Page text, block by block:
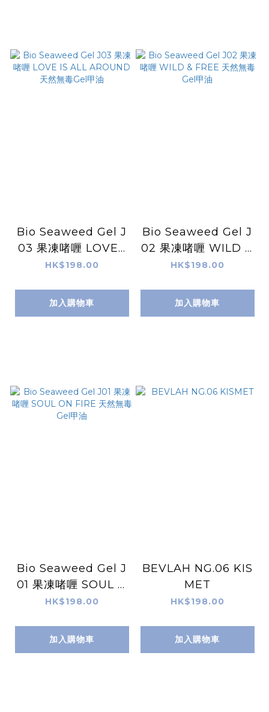
Bio Seaweed Gel J
03 果凍啫喱 LOVE I
S ALL AROUND 天
HK$198.00
加入購物車
Bio Seaweed Gel J
02 果凍啫喱 WILD &
FREE 天然無毒Gel甲
HK$198.00
加入購物車
Bio Seaweed Gel J
01 果凍啫喱 SOUL O
N FIRE 天然無毒Gel
HK$198.00
加入購物車
BEVLAH NG.06 KIS
MET
HK$198.00
加入購物車